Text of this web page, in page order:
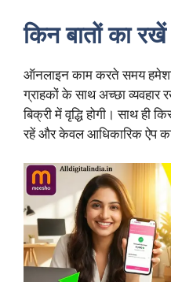
किन बातों का रखें
ऑनलाइन काम करते समय
ग्राहकों के साथ अच्छा
बिक्री में वृद्धि होगी। साथ ही
रहें और केवल आधिकारिक ऐप